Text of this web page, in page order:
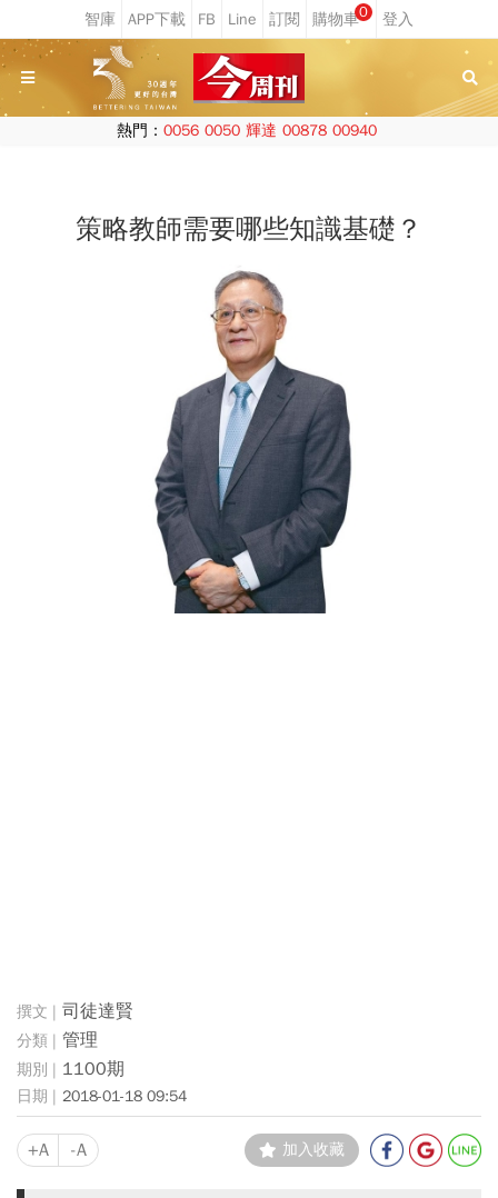
0
熱門： 0056 0050 輝達 00878 00940
策略教師需要哪些知識基礎？
司徒達賢
管理
1100期
2018-01-18 09:54
+A -A 加入收藏